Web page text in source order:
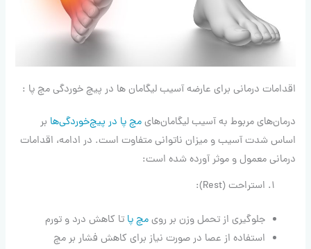
اقدامات درمانی برای عارضه آسیب لیگامان ها در پیچ خوردگی مچ پا :
درمان‌های مربوط به آسیب لیگامان‌هایمچ پا در پیچ‌خوردگی‌ها بر
اساس شدت آسیب و میزان ناتوانی متفاوت است. در ادامه، اقدامات
درمانی معمول و موثر آورده شده است:
استراحت (Rest):
جلوگیری از تحمل وزن بر رویمچ پا تا کاهش درد و تورم
استفاده از عصا در صورت نیاز برای کاهش فشار بر مچ